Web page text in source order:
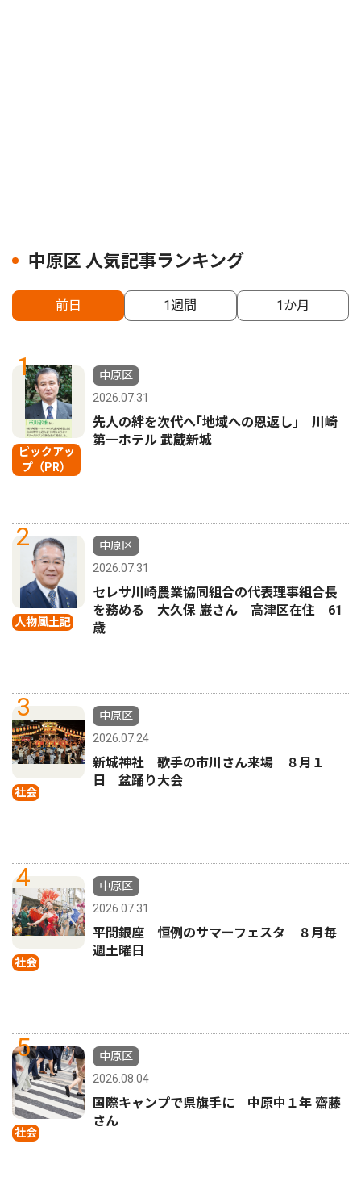
中原区 人気記事ランキング
前日 1週間 1か月
1
ピックアッ
プ（PR）
中原区
2026.07.31
先人の絆を次代へ｢地域への恩返し｣ 川崎
第一ホテル 武蔵新城
2
人物風土記
中原区
2026.07.31
セレサ川崎農業協同組合の代表理事組合長
を務める 大久保 巌さん 高津区在住 61
歳
3
社会
中原区
2026.07.24
新城神社 歌手の市川さん来場 ８月１
日 盆踊り大会
4
社会
中原区
2026.07.31
平間銀座 恒例のサマーフェスタ ８月毎
週土曜日
5
社会
中原区
2026.08.04
国際キャンプで県旗手に 中原中１年 齋藤
さん